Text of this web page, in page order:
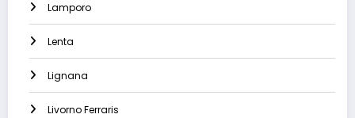
Lamporo
Lenta
Lignana
Livorno Ferraris